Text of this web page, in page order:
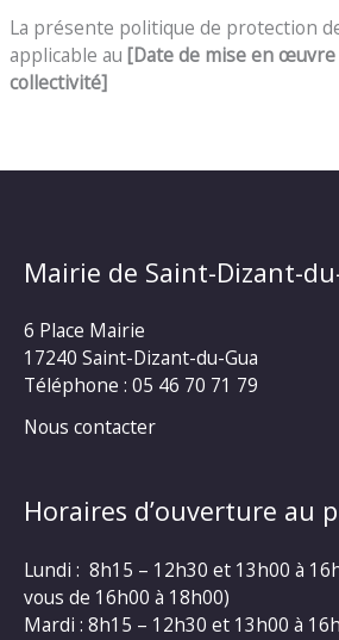
La présente politique de protection
applicable au[Date de mise en
collectivité]
Mairie de Saint-Dizant-
6 Place Mairie
17240 Saint-Dizant-du-Gua
Téléphone : 05 46 70 71 79
Nous contacter
Horaires d’ouverture au
Lundi : 8h15 – 12h30 et 13h00 à
vous de 16h00 à 18h00)
Mardi : 8h15 – 12h30 et 13h00 à